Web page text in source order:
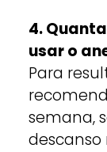
4.
usar o
Para
semana,
descanso